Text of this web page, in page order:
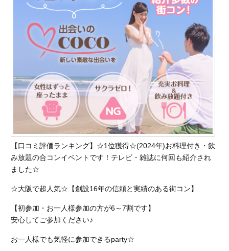
【口コミ評価ランキング】☆1位獲得☆(2024年)お料理付き・飲
み放題の合コンイベントです！テレビ・雑誌に何回も紹介され
ました☆
☆大阪で超人気☆【創設16年の信頼と実績のある街コン】
【初参加・お一人様参加の方が6～7割です】
安心してご参加ください♪
お一人様でも気軽に参加できるparty☆